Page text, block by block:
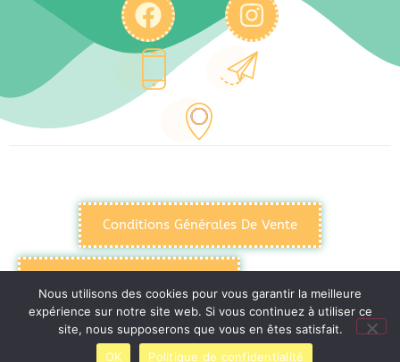
Conditions Générales De Vente
Mentions Légales
Nous utilisons des cookies pour vous garantir la meilleure
expérience sur notre site web. Si vous continuez à utiliser ce
site, nous supposerons que vous en êtes satisfait.
OK
Politique de confidentialité